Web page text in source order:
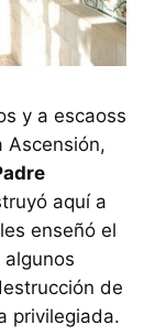
y a escaoss
Ascensión,
aquí a
enseñó el
de
privilegiada.